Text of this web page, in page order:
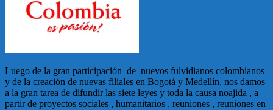
Luego de la gran participación de nuevos fulvidianos colombianos
y de la creación de nuevas filiales en Bogotá y Medellín, nos damos
a la gran tarea de difundir las siete leyes y toda la causa noajida , a
partir de proyectos sociales , humanitarios , reuniones , reuniones en